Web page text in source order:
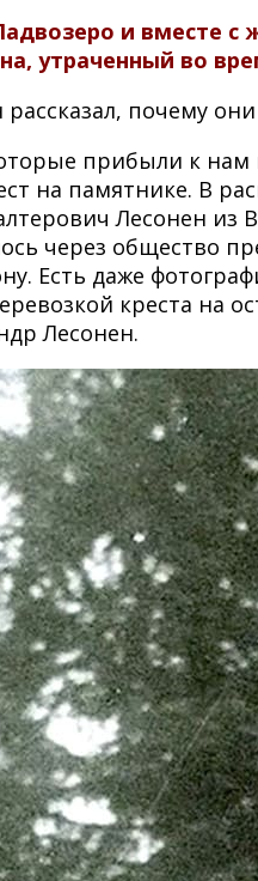
и вместе
утраченный во
почему
прибыли к
на памятнике. В
Лесонен
через общество
Есть даже
креста на
Лесонен.